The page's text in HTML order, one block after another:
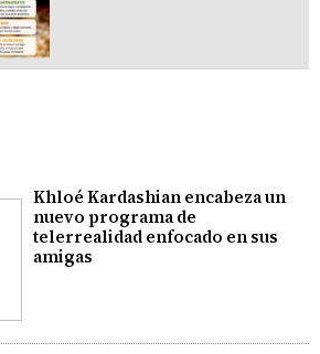
Khloé Kardashian encabeza un
nuevo programa de
telerrealidad enfocado en sus
amigas